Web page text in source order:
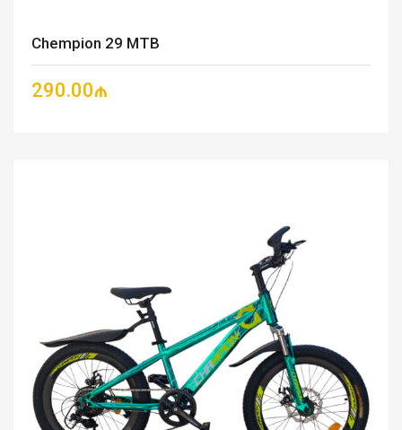
Chempion 29 MTB
290.00₼